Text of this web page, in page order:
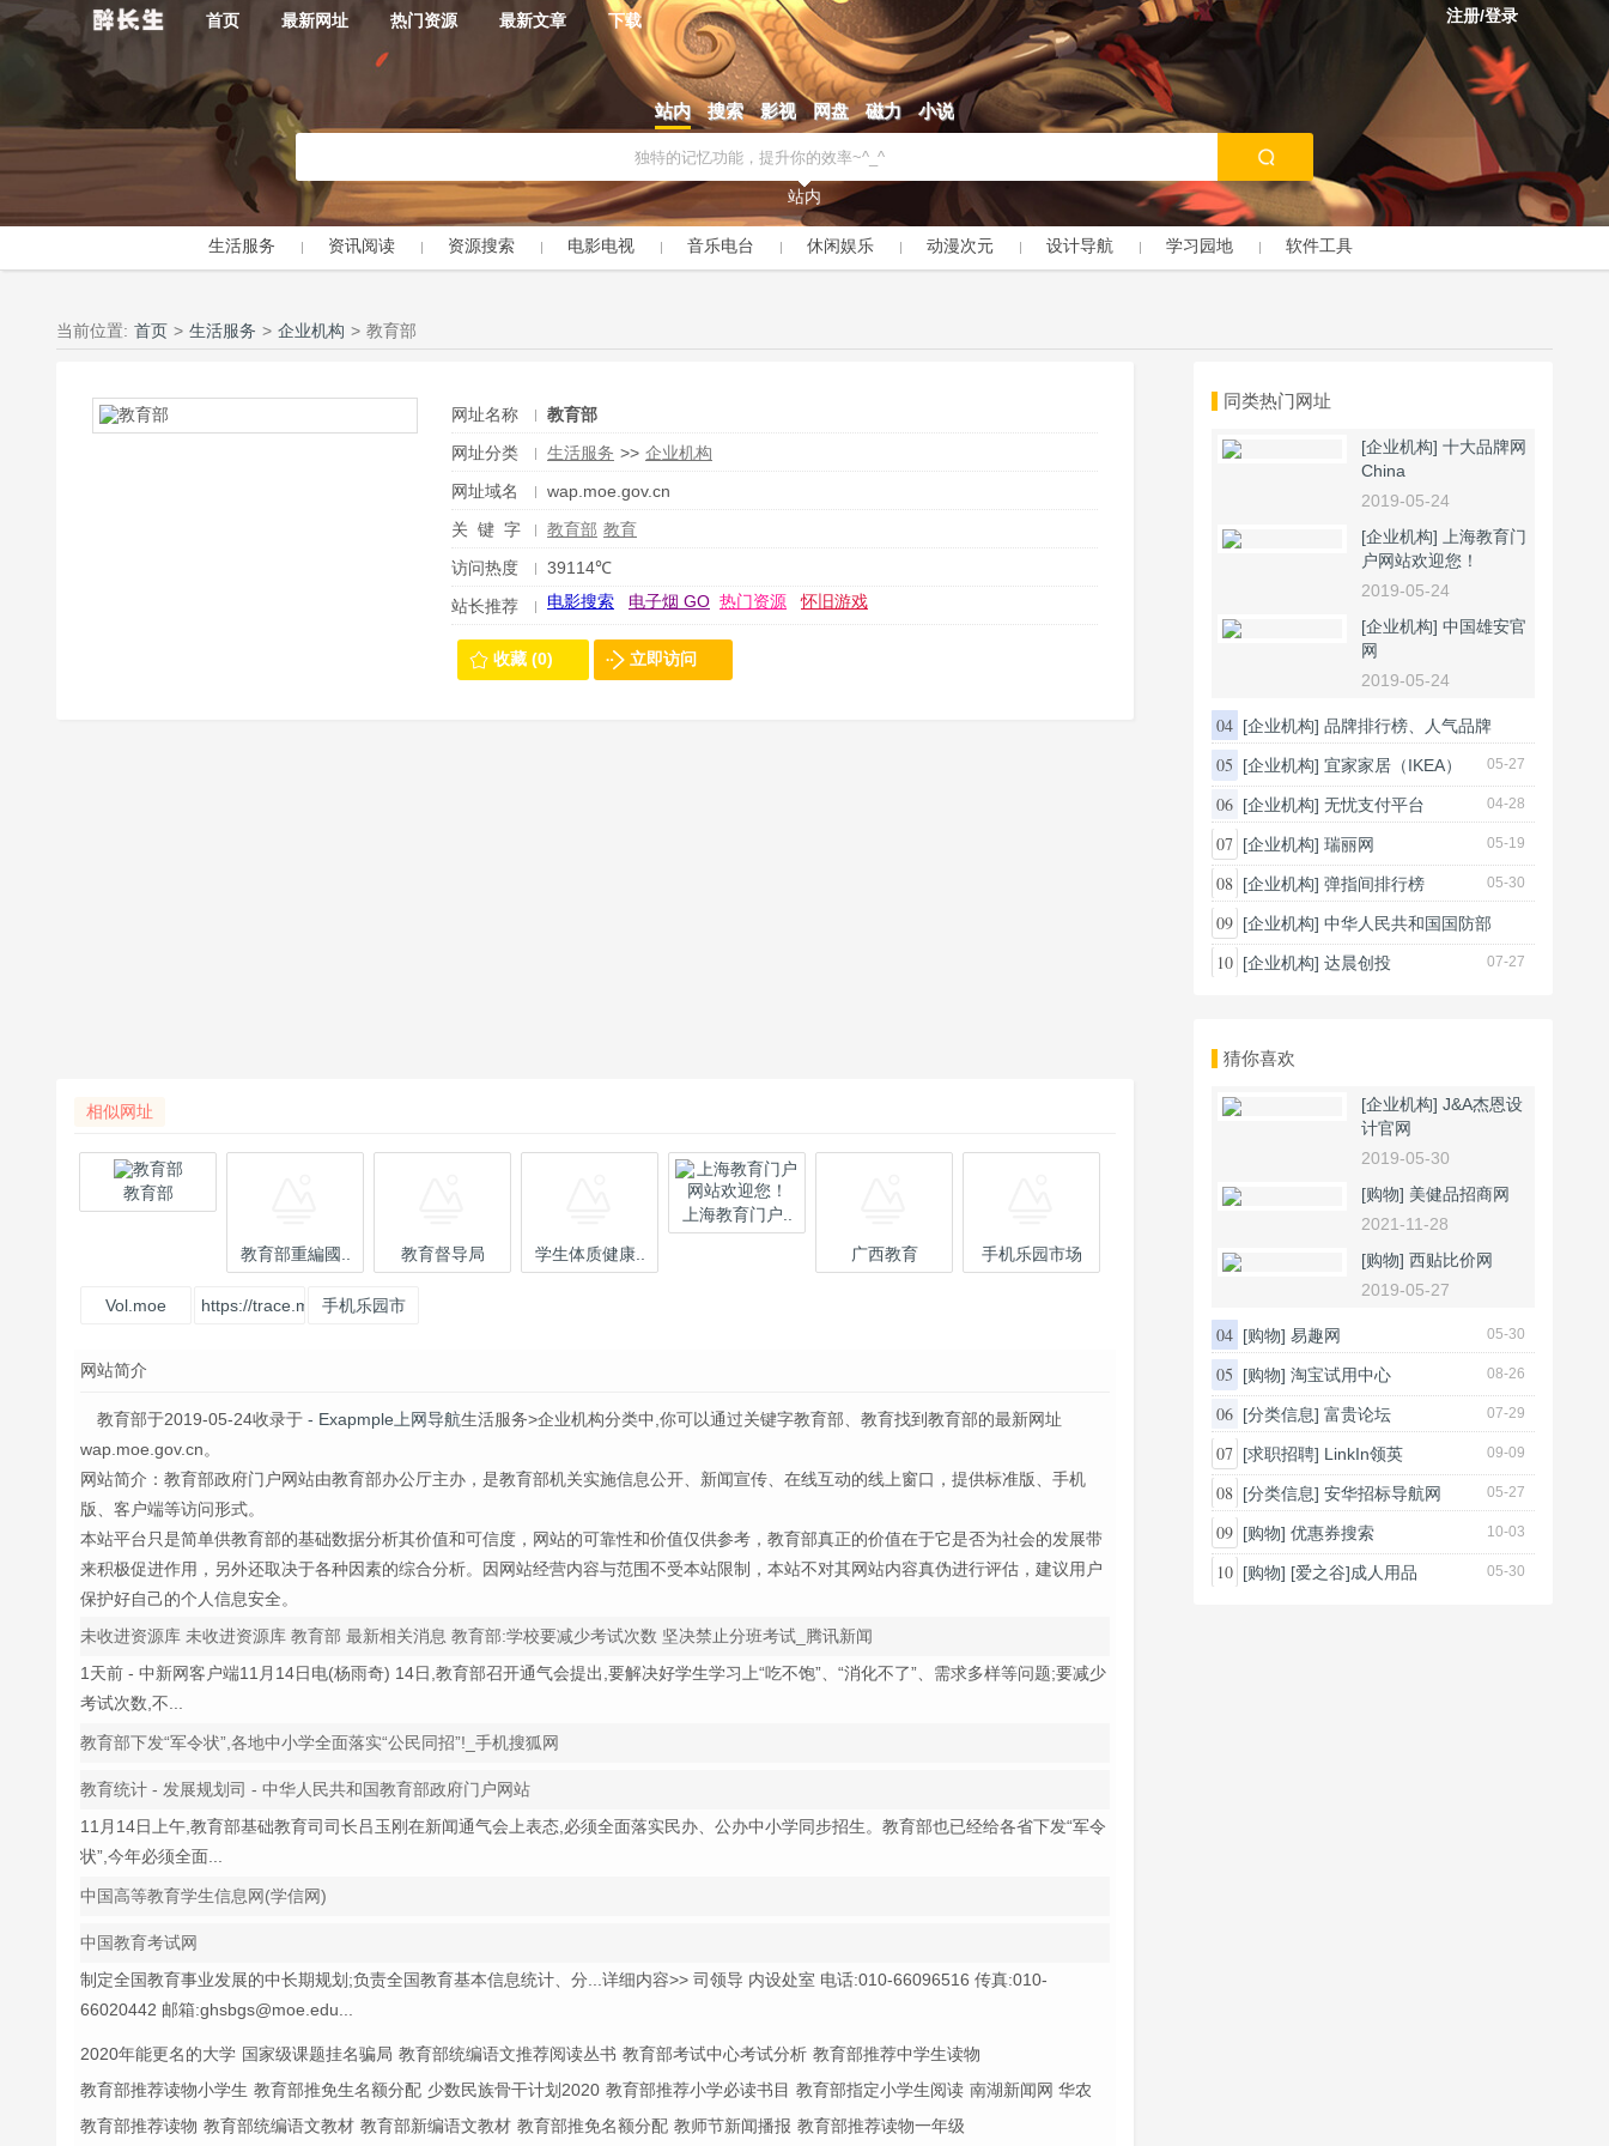
首页 最新网址 热门资源 最新文章 下载 注册/登录
站内 搜索 影视 网盘 磁力 小说
站内
生活服务 资讯阅读 资源搜索 电影电视 音乐电台 休闲娱乐 动漫次元 设计导航 学习园地 软件工具
当前位置: 首页 > 生活服务 > 企业机构 > 教育部
网址名称
教育部
网址分类
生活服务 >> 企业机构
网址域名
wap.moe.gov.cn
关 键 字
教育部 教育
访问热度
39114℃
站长推荐
电影搜索 电子烟 GO 热门资源 怀旧游戏
收藏 (0) 立即访问
相似网址
教育部
教育部重編國.. 教育督导局 学生体质健康..
上海教育门户..
广西教育 手机乐园市场
Vol.moe
https://trace.moe/?手机乐园市
下载 -
网站简介
教育部于2019-05-24收录于 - Exapmple上网导航生活服务>企业机构分类中,你可以通过关键字教育部、教育找到教育部的最新网址
wap.moe.gov.cn。
网站简介：教育部政府门户网站由教育部办公厅主办，是教育部机关实施信息公开、新闻宣传、在线互动的线上窗口，提供标准版、手机
版、客户端等访问形式。
本站平台只是简单供教育部的基础数据分析其价值和可信度，网站的可靠性和价值仅供参考，教育部真正的价值在于它是否为社会的发展带
来积极促进作用，另外还取决于各种因素的综合分析。因网站经营内容与范围不受本站限制，本站不对其网站内容真伪进行评估，建议用户
保护好自己的个人信息安全。
未收进资源库 未收进资源库 教育部 最新相关消息 教育部:学校要减少考试次数 坚决禁止分班考试_腾讯新闻
1天前 - 中新网客户端11月14日电(杨雨奇) 14日,教育部召开通气会提出,要解决好学生学习上“吃不饱”、“消化不了”、需求多样等问题;要减少
考试次数,不...
教育部下发“军令状”,各地中小学全面落实“公民同招”!_手机搜狐网
教育统计 - 发展规划司 - 中华人民共和国教育部政府门户网站
11月14日上午,教育部基础教育司司长吕玉刚在新闻通气会上表态,必须全面落实民办、公办中小学同步招生。教育部也已经给各省下发“军令
状”,今年必须全面...
中国高等教育学生信息网(学信网)
中国教育考试网
制定全国教育事业发展的中长期规划;负责全国教育基本信息统计、分...详细内容>> 司领导 内设处室 电话:010-66096516 传真:010-
66020442 邮箱:ghsbgs@moe.edu...
2020年能更名的大学 国家级课题挂名骗局 教育部统编语文推荐阅读丛书 教育部考试中心考试分析 教育部推荐中学生读物
教育部推荐读物小学生 教育部推免生名额分配 少数民族骨干计划2020 教育部推荐小学必读书目 教育部指定小学生阅读 南湖新闻网 华农
教育部推荐读物 教育部统编语文教材 教育部新编语文教材 教育部推免名额分配 教师节新闻播报 教育部推荐读物一年级
同类热门网址
[企业机构] 十大品牌网
China
2019-05-24
[企业机构]
上海教育门
户网站欢迎您！
2019-05-24
[企业机构] 中国雄安官
网
2019-05-24
04 [企业机构] 品牌排行榜、人气品牌
榜、...
05-25
05 [企业机构] 宜家家居（IKEA） 05-27
06 [企业机构] 无忧支付平台 04-28
07 [企业机构] 瑞丽网 05-19
08 [企业机构] 弹指间排行榜 05-30
09 [企业机构] 中华人民共和国国防部
05-24
10 [企业机构] 达晨创投 07-27
猜你喜欢
[企业机构] J&A杰恩设
计官网
2019-05-30
[购物] 美健品招商网
2021-11-28
[购物] 西贴比价网
2019-05-27
04 [购物] 易趣网 05-30
05 [购物] 淘宝试用中心 08-26
06 [分类信息] 富贵论坛 07-29
07 [求职招聘] LinkIn领英 09-09
08 [分类信息] 安华招标导航网 05-27
09 [购物] 优惠券搜索 10-03
10 [购物] [爱之谷]成人用品 05-30